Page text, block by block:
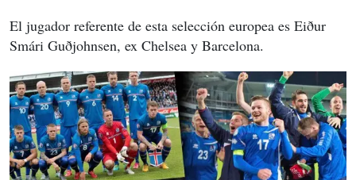
El jugador referente de esta selección europea es Eiður
Smári Guðjohnsen, ex Chelsea y Barcelona.